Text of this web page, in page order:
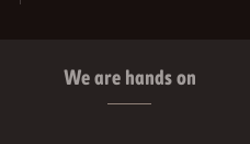
We are hands on